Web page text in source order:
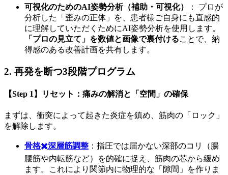
可視化のためのAI姿勢分析（補助・可視化）
： プロが
分析した「歪みの正体」を、患者様ご自身にも直感的
に理解していただくためにAI姿勢分析を使用します。
「プロの見立て」を数値と画像で裏付けることで、納
得感のある改善計画を共有します。
2. 再発を断つ3段階プログラム
【Step 1】リセット：痛みの解消と「空間」の確保
まずは、衝突によって起きた炎症を鎮め、筋肉の「ロック」
を解除します。
骨格✖️深層筋調整 ：指圧では届かない深部のコリ（腸
腰筋や内転筋など）を的確に捉え、筋肉の芯から緩め
ます。これにより関節内に物理的な「隙間」を作りま